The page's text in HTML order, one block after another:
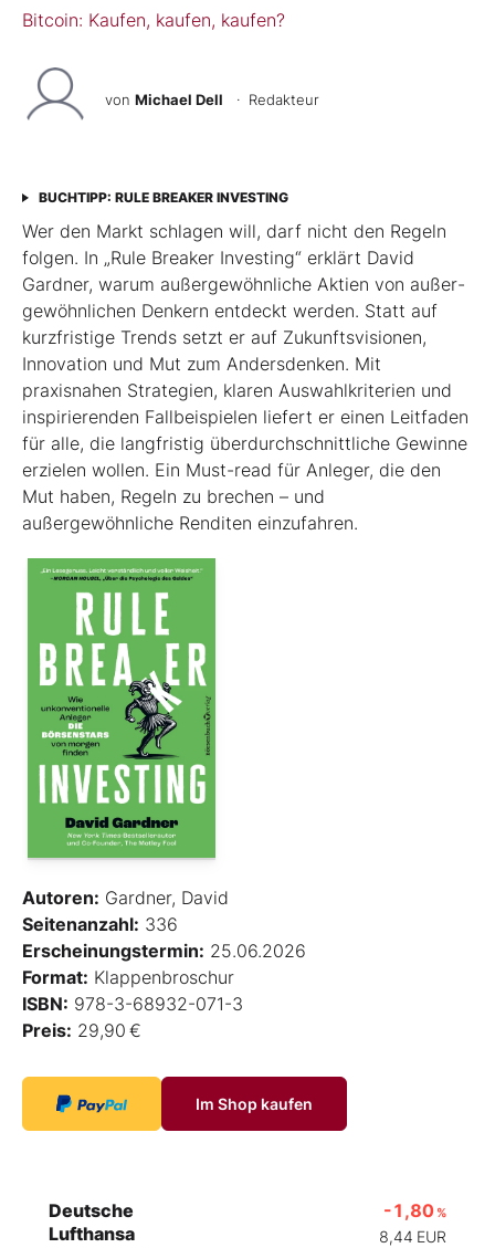
Bitcoin: Kaufen, kaufen, kaufen?
von Michael Dell · Redakteur
BUCHTIPP: RULE BREAKER INVESTING
Wer den Markt schlagen will, darf nicht den Regeln
folgen. In „Rule Breaker Investing“ erklärt David
Gardner, warum außergewöhnliche Aktien von außer­
gewöhnlichen Denkern entdeckt werden. Statt auf
kurzfristige Trends setzt er auf Zukunftsvisionen,
Innovation und Mut zum Andersdenken. Mit
praxisnahen Strategien, klaren Auswahlkriterien und
inspirierenden Fallbeispielen liefert er einen Leit­faden
für alle, die langfristig überdurchschnittliche Gewinne
erzielen wollen. Ein Must-read für Anleger, die den
Mut haben, Regeln zu brechen – und
außergewöhnliche Renditen einzufahren.
Autoren: Gardner, David
Seitenanzahl: 336
Erscheinungstermin: 25.06.2026
Format: Klappenbroschur
ISBN: 978-3-68932-071-3
Preis: 29,90 €
Im Shop kaufen
Deutsche
Lufthansa
-1,80 %
8,44 EUR